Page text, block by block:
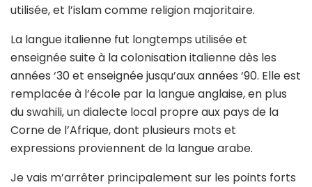
utilisée, et l’islam comme religion majoritaire.
La langue italienne fut longtemps utilisée et
enseignée suite à la colonisation italienne dès les
années ‘30 et enseignée jusqu’aux années ‘90. Elle est
remplacée à l’école par la langue anglaise, en plus
du swahili, un dialecte local propre aux pays de la
Corne de l’Afrique, dont plusieurs mots et
expressions proviennent de la langue arabe.
Je vais m’arrêter principalement sur les points forts